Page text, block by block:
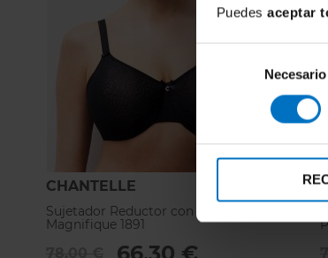
Puedes aceptar
consentimiento
Necesario
CHANTELLE
Sujetador Reductor con aros Chantelle
Magnifique 1891